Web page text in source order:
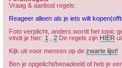
Vraag & aanbod regels:
Reageer alleen als je iets wilt
Foto verplicht, anders wordt het topic
vindt je hier: 1 2 De regels zijn HIER
Kijk uit voor mensen op de zwarte lijst!
Ben je opgelicht/benadeeld of heb je